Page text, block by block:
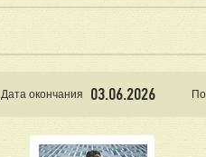
Дата окончания 03.06.2026